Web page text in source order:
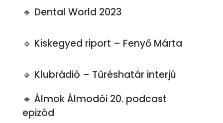
🔹 Dental World 2023
🔹 Kiskegyed riport – Fenyő Márta
🔹 Klubrádió – Tűréshatár interjú
🔹 Álmok Álmodói 20. podcast
epizód